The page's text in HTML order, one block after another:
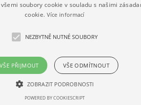
O mateřské škole
mateřské školy
Aktuality
Péče o zdraví
Vnitřní řád školní
řád
O školní družině
Personální
školní družiny
soubory cookie v souladu s našimi
cookie. Více informací
NEZBYTNĚ NUTNÉ SOUBORY
VŠE PŘIJMOUT VŠE ODMÍTNOUT
ZOBRAZIT PODROBNOSTI
POWERED BY COOKIESCRIPT